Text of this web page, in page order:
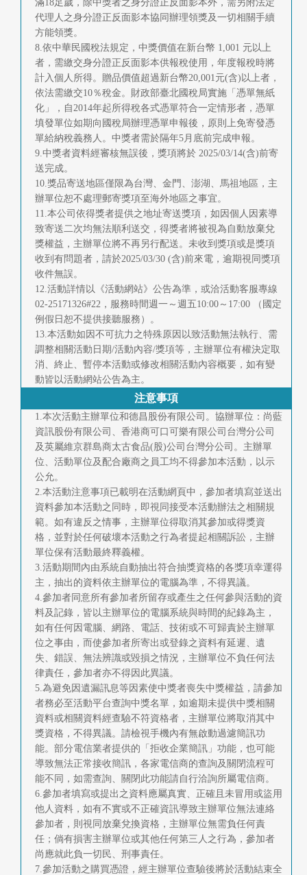
滿18足歲，除中獎者之身分證正反面影本外，需另附法定
代理人之身分證正反面影本協同辦理領獎及一切相關手續
方能領獎。
8.依中華民國稅法規定，中獎價值在新台幣 1,001 元以上
者，需繳交身分證正反面影本供報稅使用，年度報稅時將
計入個人所得。贈品價值超過新台幣20,001元(含)以上者，
依法需繳交10％稅金。財政部臺北國稅局實施「憑單無紙
化」，自2014年起所得稅各式憑單符合一定情形者，憑單
填發單位如期向國稅局辦理憑單申報後，原則上免寄發憑
單給納稅義務人。中獎者需於隔年5月底前完成申報。
9.中獎者資料經審核無誤後，獎項將於 2025/03/14(含)前寄
送完成。
10.獎品寄送地區僅限為台灣、金門、澎湖、馬祖地區，主
辦單位恕不處理郵寄獎項至海外地區之事宜。
11.本公司依得獎者提供之地址寄送獎項，如因個人因素導
致寄送二次均無法順利送交，得獎者將被視為自動放棄兌
獎權益，主辦單位將不再另行配送。未收到獎項或是獎項
收到有問題者，請於2025/03/30 (含)前來電，逾期視同獎項
收件無誤。
12.活動詳情以《活動網站》公告為準，或洽活動客服專線
02-25171326#22，服務時間週一～週五10:00～17:00 （國定
例假日恕不提供接聽服務）。
13.本活動如因不可抗力之特殊原因以致活動無法執行、需
調整相關活動日期/活動內容/獎項等，主辦單位有權決定取
消、終止、暫停本活動或修改相關活動內容概要，如有變
動皆以活動網站公告為主。
注意事項
1.本次活動主辦單位和德昌股份有限公司。協辦單位：尚藍
資訊股份有限公司、香港商可口可樂有限公司台灣分公司
及英屬維京群島商太古食品(股)公司台灣分公司。主辦單
位、活動單位及配合廠商之員工均不得參加本活動，以示
公允。
2.本活動注意事項已載明在活動網頁中，參加者填寫並送出
資料參加本活動之同時，即視同接受本活動辦法之相關規
範。如有違反之情事，主辦單位得取消其參加或得獎資
格，並對於任何破壞本活動之行為者提起相關訴訟，主辦
單位保有活動最終釋義權。
3.活動期間內由系統自動抽出符合抽獎資格的各獎項幸運得
主，抽出的資料依主辦單位的電腦為準，不得異議。
4.參加者同意所有參加者所留存或產生之任何參與活動的資
料及記錄，皆以主辦單位的電腦系統與時間的紀錄為主，
如有任何因電腦、網路、電話、技術或不可歸責於主辦單
位之事由，而使參加者所寄出或登錄之資料有延遲、遺
失、錯誤、無法辨識或毀損之情況，主辦單位不負任何法
律責任，參加者亦不得因此異議。
5.為避免因遺漏訊息等因素使中獎者喪失中獎權益，請參加
者務必至活動平台查詢中獎名單，如逾期未提供中獎相關
資料或相關資料經查驗不符資格者，主辦單位將取消其中
獎資格，不得異議。請檢視手機內有無啟動過濾簡訊功
能。部分電信業者提供的「拒收企業簡訊」功能，也可能
導致無法正常接收簡訊，各家電信商的查詢及關閉流程可
能不同，如需查詢、關閉此功能請自行洽詢所屬電信商。
6.參加者填寫或提出之資料應屬真實、正確且未冒用或盜用
他人資料，如有不實或不正確資訊導致主辦單位無法連絡
參加者，則視同放棄兌換資格，主辦單位無需負任何責
任；倘有損害主辦單位或其他任何第三人之行為，參加者
尚應就此負一切民、刑事責任。
7.參加活動之購買憑證，經主辦單位查驗後將於活動結束全